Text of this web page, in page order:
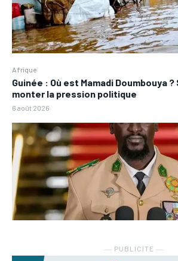
Afrique
Guinée : Où est Mamadi Doumbouya
monter la pression politique
6 août 2026
― PUBLICITE ―